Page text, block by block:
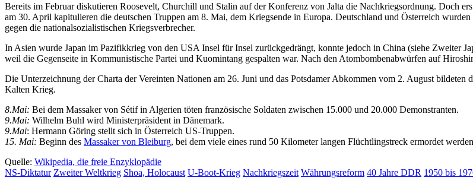
Bereits im Februar diskutieren Roosevelt, Churchill und Stalin auf der Konferenz von Jalta die Nachkriegsordnung. Doch
am 30. April kapitulieren die deutschen Truppen am 8. Mai, dem Kriegsende in Europa. Deutschland und Österreich
gegen die nationalsozialistischen Kriegsverbrecher.
In Asien wurde Japan im Pazifikkrieg von den USA Insel für Insel zurückgedrängt, konnte jedoch in China (siehe Zweiter
weil die Gegenseite in Kommunistische Partei und Kuomintang gespalten war. Nach den Atombombenabwürfen auf
Die Unterzeichnung der Charta der Vereinten Nationen am 26. Juni und das Potsdamer Abkommen vom 2. August
Kalten Krieg.
8.Mai: Bei dem Massaker von Sétif in Algerien töten französische Soldaten zwischen 15.000 und 20.000 Demonstranten.
9.Mai: Wilhelm Buhl wird Ministerpräsident in Dänemark.
9.Mai: Hermann Göring stellt sich in Österreich US-Truppen.
15. Mai: Beginn des Massaker von Bleiburg, bei dem viele eines rund 50 Kilometer langen Flüchtlingstreck ermordet
Quelle: Wikipedia, die freie Enzyklopädie
NS-Diktatur Zweiter Weltkrieg Shoa, Holocaust U-Boot-Krieg Nachkriegszeit Währungsreform 40 Jahre DDR 1950 bis